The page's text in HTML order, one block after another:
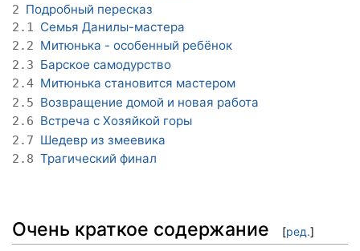
2 Подробный пересказ
2.1 Семья Данилы-мастера
2.2 Митюнька - особенный ребёнок
2.3 Барское самодурство
2.4 Митюнька становится мастером
2.5 Возвращение домой и новая работа
2.6 Встреча с Хозяйкой горы
2.7 Шедевр из змеевика
2.8 Трагический финал
Очень краткое содержание [ред.]